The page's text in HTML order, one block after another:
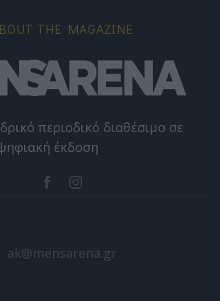
THE MAGAZINE
περιοδικό διαθέσιμο σε
έκδοση
ak@mensarena.gr